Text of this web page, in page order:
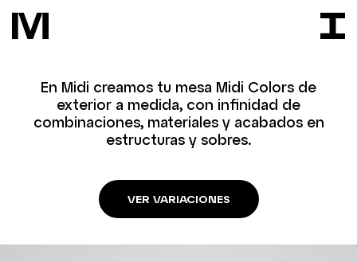
En Midi creamos tu mesa Midi Colors de
exterior a medida, con infinidad de
combinaciones, materiales y acabados en
estructuras y sobres.
VER VARIACIONES